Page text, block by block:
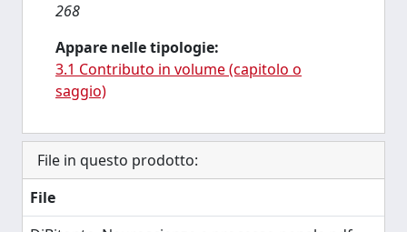
268
Appare nelle tipologie:
3.1 Contributo in volume (capitolo o
saggio)
File in questo prodotto:
File